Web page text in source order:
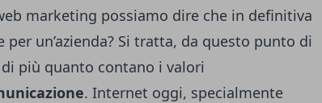
marketing possiamo dire che in definitiva
un’azienda? Si tratta, da questo punto di
più quanto contano i valori
. Internet oggi, specialmente